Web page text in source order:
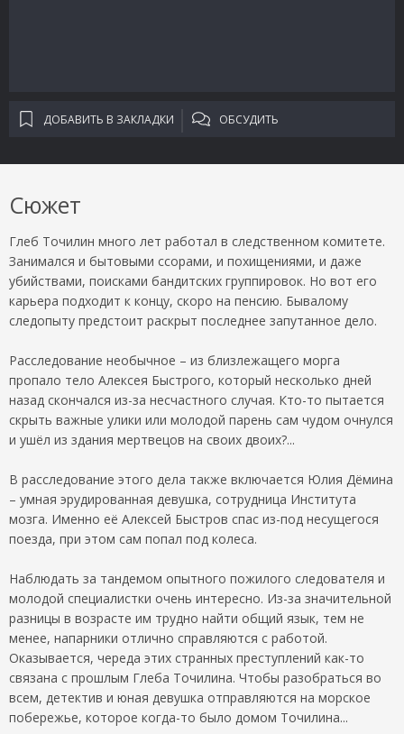
ДОБАВИТЬ В ЗАКЛАДКИ ОБСУДИТЬ
Сюжет
Глеб Точилин много лет работал в следственном комитете.
Занимался и бытовыми ссорами, и похищениями, и даже
убийствами, поисками бандитских группировок. Но вот его
карьера подходит к концу, скоро на пенсию. Бывалому
следопыту предстоит раскрыт последнее запутанное дело.
Расследование необычное – из близлежащего морга
пропало тело Алексея Быстрого, который несколько дней
назад скончался из-за несчастного случая. Кто-то пытается
скрыть важные улики или молодой парень сам чудом очнулся
и ушёл из здания мертвецов на своих двоих?...
В расследование этого дела также включается Юлия Дëмина
– умная эрудированная девушка, сотрудница Института
мозга. Именно её Алексей Быстров спас из-под несущегося
поезда, при этом сам попал под колеса.
Наблюдать за тандемом опытного пожилого следователя и
молодой специалистки очень интересно. Из-за значительной
разницы в возрасте им трудно найти общий язык, тем не
менее, напарники отлично справляются с работой.
Оказывается, череда этих странных преступлений как-то
связана с прошлым Глеба Точилина. Чтобы разобраться во
всем, детектив и юная девушка отправляются на морское
побережье, которое когда-то было домом Точилина...